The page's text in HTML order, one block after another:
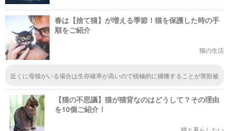
春は【捨て猫】が増える季節！猫を保護した時の手
順をご紹介
猫の生活
近くに母猫がいる場合は生存確率が高いので積極的に捕獲することが害獣被
が、その場合は保健所に引き取りを求めると解決です。
【猫の不思議】猫が猫背なのはどうして？その理由
を10個ご紹介！
猫と暮らしたい